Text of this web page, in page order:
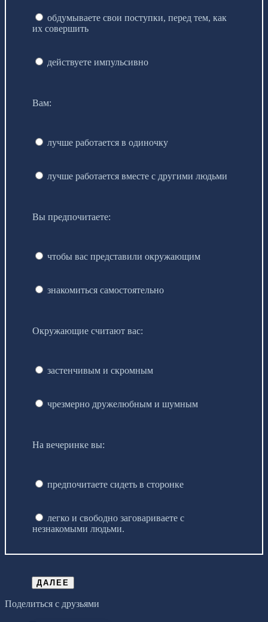
обдумываете свои поступки, перед тем, как
их совершить
действуете импульсивно
Вам:
лучше работается в одиночку
лучше работается вместе с другими людьми
Вы предпочитаете:
чтобы вас представили окружающим
знакомиться самостоятельно
Окружающие считают вас:
застенчивым и скромным
чрезмерно дружелюбным и шумным
На вечеринке вы:
предпочитаете сидеть в сторонке
легко и свободно заговариваете с
незнакомыми людьми.
ДАЛЕЕ
Поделиться с друзьями